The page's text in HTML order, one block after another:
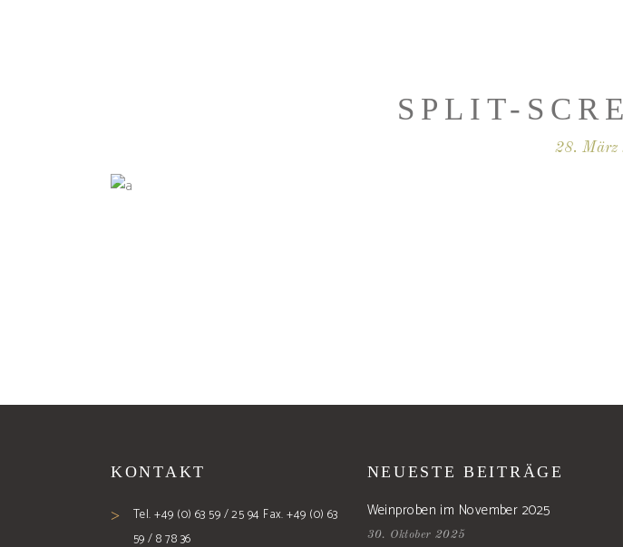
SPLIT-
28. März
KONTAKT
Tel. +49 (0) 63 59 / 25 94 Fax. +49 (0) 63
59 / 8 78 36
NEUESTE BEITRÄGE
Weinproben im November 2025
30. Oktober 2025